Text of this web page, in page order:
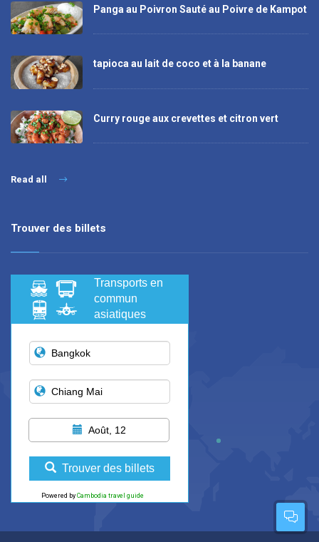
Panga au Poivron Sauté au Poivre de Kampot
tapioca au lait de coco et à la banane
Curry rouge aux crevettes et citron vert
Read all
Trouver des billets
Transports en
commun
asiatiques
Août, 12
Trouver des billets
Powered by Cambodia travel guide